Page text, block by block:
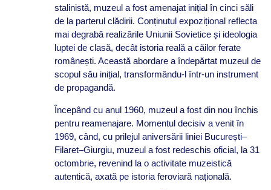
stalinistă, muzeul a fost amenajat inițial în cinci săli
de la parterul clădirii. Conținutul expozițional reflecta
mai degrabă realizările Uniunii Sovietice și ideologia
luptei de clasă, decât istoria reală a căilor ferate
românești. Această abordare a îndepărtat muzeul de
scopul său inițial, transformându-l într-un instrument
de propagandă.
Începând cu anul 1960, muzeul a fost din nou închis
pentru reamenajare. Momentul decisiv a venit în
1969, când, cu prilejul aniversării liniei București–
Filaret–Giurgiu, muzeul a fost redeschis oficial, la 31
octombrie, revenind la o activitate muzeistică
autentică, axată pe istoria feroviară națională.